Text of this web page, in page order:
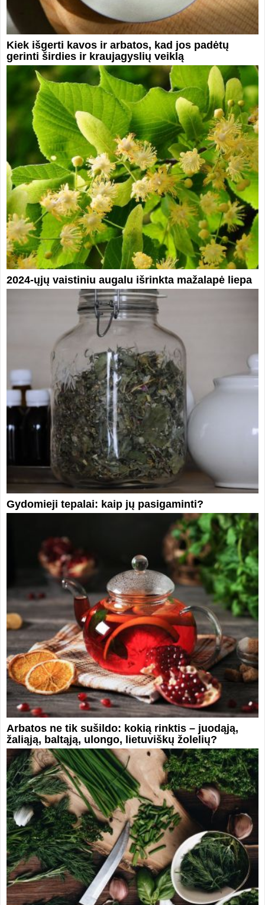
Kiek išgerti kavos ir arbatos, kad jos padėtų
gerinti širdies ir kraujagyslių veiklą
2024-ųjų vaistiniu augalu išrinkta mažalapė liepa
Gydomieji tepalai: kaip jų pasigaminti?
Arbatos ne tik sušildo: kokią rinktis – juodąją,
žaliąją, baltąją, ulongo, lietuviškų žolelių?